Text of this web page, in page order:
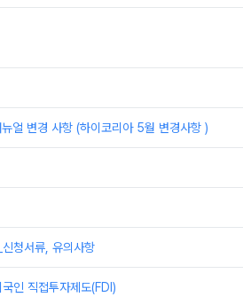
얼 변경 사항 (하이코리아 5월 변경사항 )
청서류, 유의사항
인 직접투자제도(FDI)